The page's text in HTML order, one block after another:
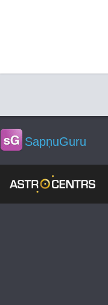
SapņuGuru